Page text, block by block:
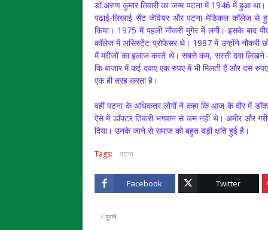
डॉ.अरुण कुमार तिवारी का जन्म पटना में 1946 में हुआ था।
पढ़ाई-लिखाई सेंट जेवियर और पटना मेडिकल कॉलेज से
किया। 1975 में पहली नौकरी मुंगेर में लगी। इसके बाद
कॉलेज में असिस्टेंट प्रोफेसर थे। 1987 में उन्होंने नौकरी
में मरीजों का इलाज करते थे। सबसे कम, सस्ती दवा लिखने
कि बाजार में कई दवाएं एक रुपए में भी मिलती हैं और दस
एक ही तरह करता है।
वहीं पटना के अधिकतर लोगों ने कहा कि आज के दौर में
ऐसे में डॉक्टर तिवारी भगवान से कम नहीं थे। अमीर और
दिया। उनके जाने से समाज को बहुत बड़ी क्षति हुई है।
Tags: पटना
Facebook Twitter
पुराने